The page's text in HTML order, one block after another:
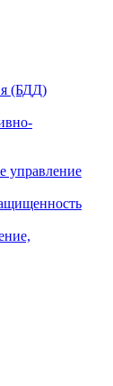
(БДД)
управление